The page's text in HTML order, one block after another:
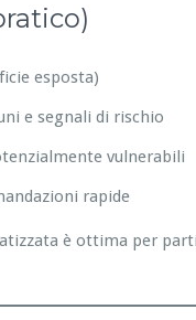
esposta)
e segnali di rischio
vulnerabili
rapide
è ottima per